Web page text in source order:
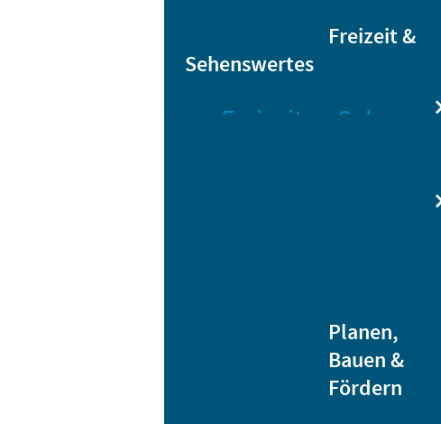
BikesharingFreizeit &
Sehenswertes
Freizeit
Heidenauer
Musiknacht
Planen,
Bauen &
Fördern